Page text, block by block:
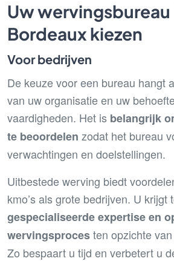
Uw wervingsbureau
Bordeaux kiezen
Voor bedrijven
De keuze voor een bureau hangt
van uw organisatie en uw
vaardigheden. Het is belangrijk
te beoordelen zodat het bureau
verwachtingen en doelstellingen.
Uitbestede werving biedt
kmo’s als grote bedrijven. U krijgt
gespecialiseerde expertise en
wervingsprocesten opzichte
Zo bespaart u tijd en verbetert u